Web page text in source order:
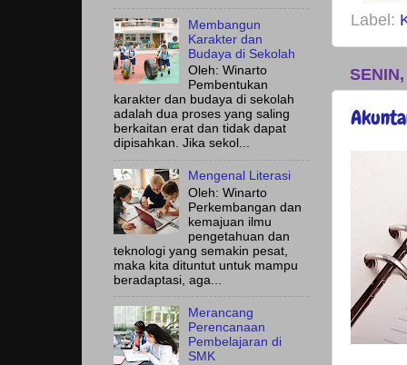
Label:
Membangun
Karakter dan
Budaya di Sekolah
Oleh: Winarto
Pembentukan
karakter dan budaya di sekolah
adalah dua proses yang saling
berkaitan erat dan tidak dapat
dipisahkan. Jika sekol...
Mengenal Literasi
Oleh: Winarto
Perkembangan dan
kemajuan ilmu
pengetahuan dan
teknologi yang semakin pesat,
maka kita dituntut untuk mampu
beradaptasi, aga...
Merancang
Perencanaan
Pembelajaran di
SMK